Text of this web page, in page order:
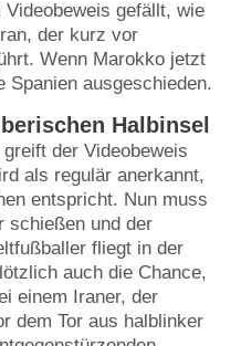
gefällt, wie
der kurz vor
Wenn Marokko jetzt
Spanien ausgeschieden.
Halbinsel
der Videobeweis
als regulär anerkannt,
entspricht. Nun muss
schießen und der
fliegt in der
auch die Chance,
einem Iraner, der
dem Tor aus halblinker